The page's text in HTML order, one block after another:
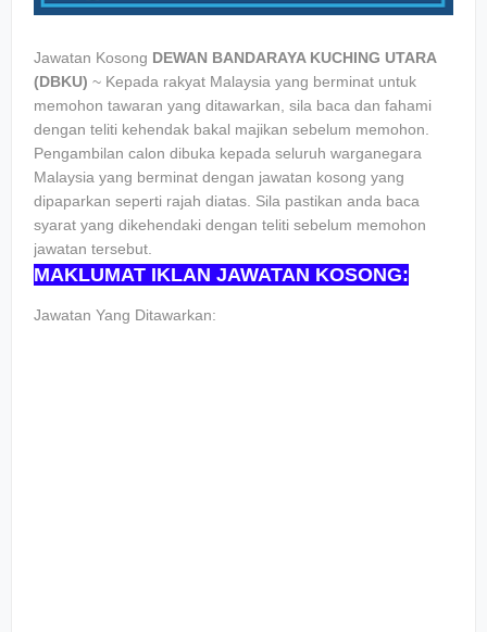
Jawatan Kosong DEWAN BANDARAYA KUCHING UTARA
(DBKU) ~ Kepada rakyat Malaysia yang berminat untuk
memohon tawaran yang ditawarkan, sila baca dan fahami
dengan teliti kehendak bakal majikan sebelum memohon.
Pengambilan calon dibuka kepada seluruh warganegara
Malaysia yang berminat dengan jawatan kosong yang
dipaparkan seperti rajah diatas. Sila pastikan anda baca
syarat yang dikehendaki dengan teliti sebelum memohon
jawatan tersebut.
MAKLUMAT IKLAN JAWATAN KOSONG:
Jawatan Yang Ditawarkan: